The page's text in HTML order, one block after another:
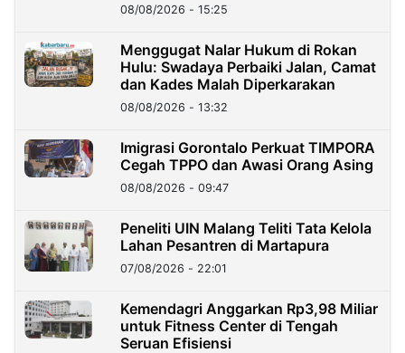
08/08/2026 - 15:25
Menggugat Nalar Hukum di Rokan
Hulu: Swadaya Perbaiki Jalan, Camat
dan Kades Malah Diperkarakan
08/08/2026 - 13:32
Imigrasi Gorontalo Perkuat TIMPORA
Cegah TPPO dan Awasi Orang Asing
08/08/2026 - 09:47
Peneliti UIN Malang Teliti Tata Kelola
Lahan Pesantren di Martapura
07/08/2026 - 22:01
Kemendagri Anggarkan Rp3,98 Miliar
untuk Fitness Center di Tengah
Seruan Efisiensi